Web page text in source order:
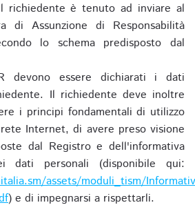
richiedente è tenuto ad inviare al
di Assunzione di Responsabilità
lo schema predisposto dal
devono essere dichiarati i dati
Il richiedente deve inoltre
i principi fondamentali di utilizzo
Internet, di avere preso visione
dal Registro e dell'informativa
dati personali (disponibile qui:
assets/moduli_tism/
) e di impegnarsi a rispettarli.